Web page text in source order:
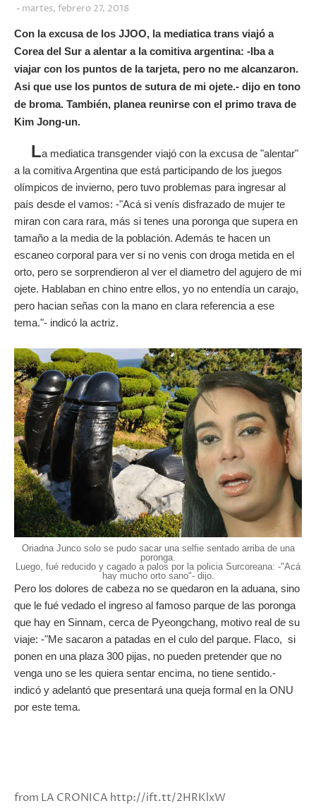
martes, febrero 27, 2018
Con la excusa de los JJOO, la mediatica trans viajó a
Corea del Sur a alentar a la comitiva argentina: -Iba a
viajar con los puntos de la tarjeta, pero no me alcanzaron.
Asi que use los puntos de sutura de mi ojete.- dijo en tono
de broma. También, planea reunirse con el primo trava de
Kim Jong-un.
La mediatica transgender viajó con la excusa de "alentar"
a la comitiva Argentina que está participando de los juegos
olímpicos de invierno, pero tuvo problemas para ingresar al
país desde el vamos: -"Acá si venís disfrazado de mujer te
miran con cara rara, más si tenes una poronga que supera en
tamaño a la media de la población. Además te hacen un
escaneo corporal para ver si no venis con droga metida en el
orto, pero se sorprendieron al ver el diametro del agujero de mi
ojete. Hablaban en chino entre ellos, yo no entendía un carajo,
pero hacian señas con la mano en clara referencia a ese
tema."- indicó la actriz.
Oriadna Junco solo se pudo sacar una selfie sentado arriba de una
poronga.
Luego, fué reducido y cagado a palos por la policia Surcoreana: -"Acá
hay mucho orto sano"- dijo.
Pero los dolores de cabeza no se quedaron en la aduana, sino
que le fué vedado el ingreso al famoso parque de las poronga
que hay en Sinnam, cerca de Pyeongchang, motivo real de su
viaje: -"Me sacaron a patadas en el culo del parque. Flaco, si
ponen en una plaza 300 pijas, no pueden pretender que no
venga uno se les quiera sentar encima, no tiene sentido.-
indicó y adelantó que presentará una queja formal en la ONU
por este tema.
from LA CRONICA http://ift.tt/2HRKlxW